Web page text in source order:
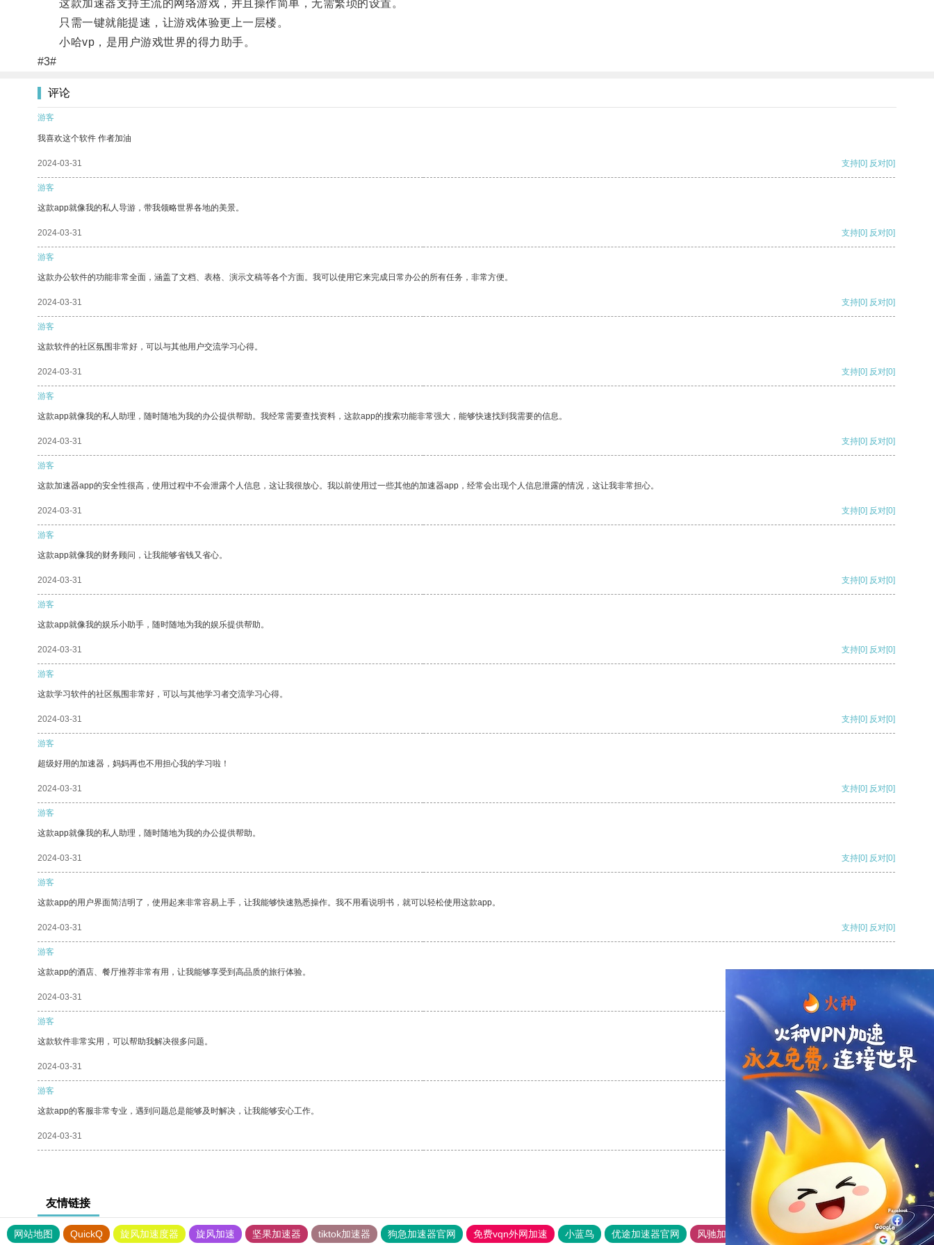
这款加速器支持主流的网络游戏，并且操作简单，无需繁琐的设置。
只需一键就能提速，让游戏体验更上一层楼。
小哈vp，是用户游戏世界的得力助手。
#3#
评论
游客
我喜欢这个软件 作者加油
2024-03-31 支持[0] 反对[0]
游客
这款app就像我的私人导游，带我领略世界各地的美景。
2024-03-31 支持[0] 反对[0]
游客
这款办公软件的功能非常全面，涵盖了文档、表格、演示文稿等各个方面。我可以使用它来完成日常办公的所有任务，非常方便。
2024-03-31 支持[0] 反对[0]
游客
这款软件的社区氛围非常好，可以与其他用户交流学习心得。
2024-03-31 支持[0] 反对[0]
游客
这款app就像我的私人助理，随时随地为我的办公提供帮助。我经常需要查找资料，这款app的搜索功能非常强大，能够快速找到我需要的信息。
2024-03-31 支持[0] 反对[0]
游客
这款加速器app的安全性很高，使用过程中不会泄露个人信息，这让我很放心。我以前使用过一些其他的加速器app，经常会出现个人信息泄露的情况，这让我非常担心。
2024-03-31 支持[0] 反对[0]
游客
这款app就像我的财务顾问，让我能够省钱又省心。
2024-03-31 支持[0] 反对[0]
游客
这款app就像我的娱乐小助手，随时随地为我的娱乐提供帮助。
2024-03-31 支持[0] 反对[0]
游客
这款学习软件的社区氛围非常好，可以与其他学习者交流学习心得。
2024-03-31 支持[0] 反对[0]
游客
超级好用的加速器，妈妈再也不用担心我的学习啦！
2024-03-31 支持[0] 反对[0]
游客
这款app就像我的私人助理，随时随地为我的办公提供帮助。
2024-03-31 支持[0] 反对[0]
游客
这款app的用户界面简洁明了，使用起来非常容易上手，让我能够快速熟悉操作。我不用看说明书，就可以轻松使用这款app。
2024-03-31 支持[0] 反对[0]
游客
这款app的酒店、餐厅推荐非常有用，让我能够享受到高品质的旅行体验。
2024-03-31 支持
游客
这款软件非常实用，可以帮助我解决很多问题。
2024-03-31 支持[0] 反对[0]
游客
这款app的客服非常专业，遇到问题总是能够及时解决，让我能够安心工作。
2024-03-31 支持[0] 反对[0]
友情链接
网站地图 QuickQ 旋风加速度器 旋风加速 坚果加速器 tiktok加速器 狗急加速器官网 免费vqn外网加速 小蓝鸟 优途加速器官网 风驰加速器 旋风加速器